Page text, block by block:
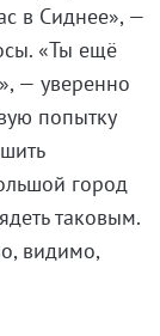
в Сиднее», —
«Ты ещё
— уверенно
попытку
город
таковым.
видимо,